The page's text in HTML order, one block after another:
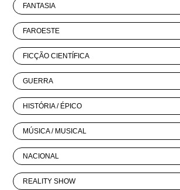
FANTASIA
FAROESTE
FICÇÃO CIENTÍFICA
GUERRA
HISTÓRIA / ÉPICO
MÚSICA / MUSICAL
NACIONAL
REALITY SHOW